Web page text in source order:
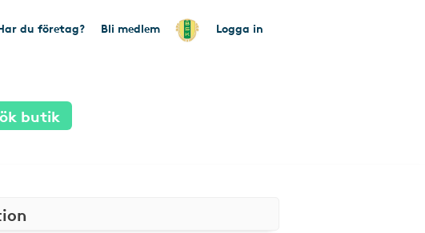
du företag? Bli medlem Logga in
butik